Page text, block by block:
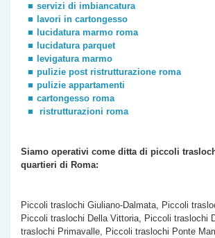
servizi di imbiancatura
lavori in cartongesso
lucidatura marmo roma
lucidatura parquet
levigatura marmo
pulizie post ristrutturazione roma
pulizie appartamenti
cartongesso roma
ristrutturazioni roma
Siamo operativi come ditta di piccoli
quartieri di Roma:
Piccoli traslochi Giuliano-Dalmata, Piccoli
Piccoli traslochi Della Vittoria, Piccoli traslochi
traslochi Primavalle, Piccoli traslochi Ponte